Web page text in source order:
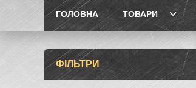
ГОЛОВНА ТОВАРИ
ФІЛЬТРИ